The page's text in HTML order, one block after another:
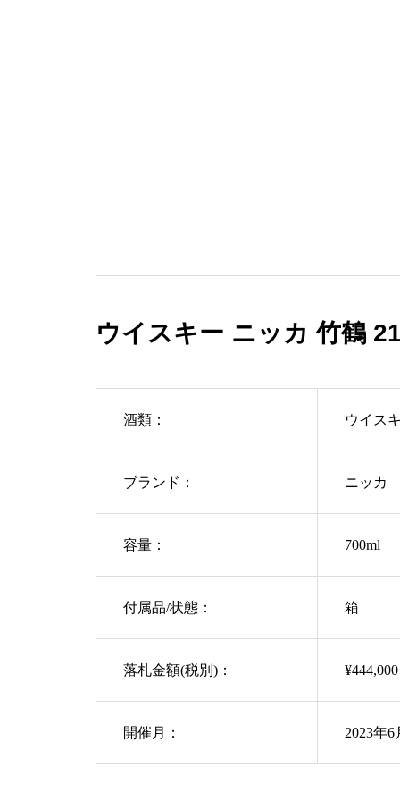
ウイスキー ニッカ 竹鶴
酒類： ウイス
ブランド： ニッカ
容量： 700ml
付属品/状態： 箱
落札金額(税別)： ¥444,000
開催月： 2023年6